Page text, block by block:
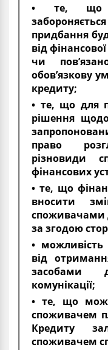
• те, що
придбання
від
чи
обов’язкову
кредиту;
• те, що для
рішення
право
різновиди
фінансових
• те, що
вносити
споживачами
за згодою
•
від
засобами
комунікації;
• те, що
споживачем
Кредиту
споживачем